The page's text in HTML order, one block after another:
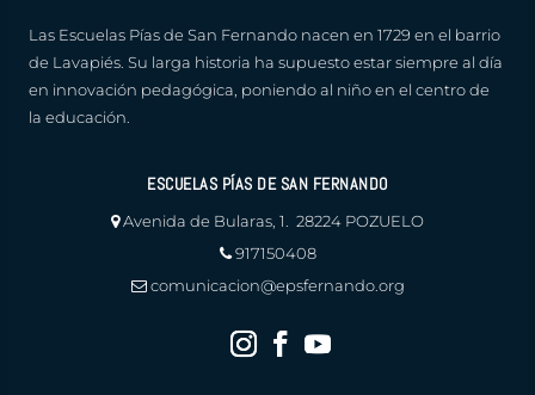
Las Escuelas Pías de San Fernando nacen en 1729 en el barrio
de Lavapiés. Su larga historia ha supuesto estar siempre al día
en innovación pedagógica, poniendo al niño en el centro de
la educación.
ESCUELAS PÍAS DE SAN FERNANDO
Avenida de Bularas, 1. 28224 POZUELO
917150408
comunicacion@epsfernando.org